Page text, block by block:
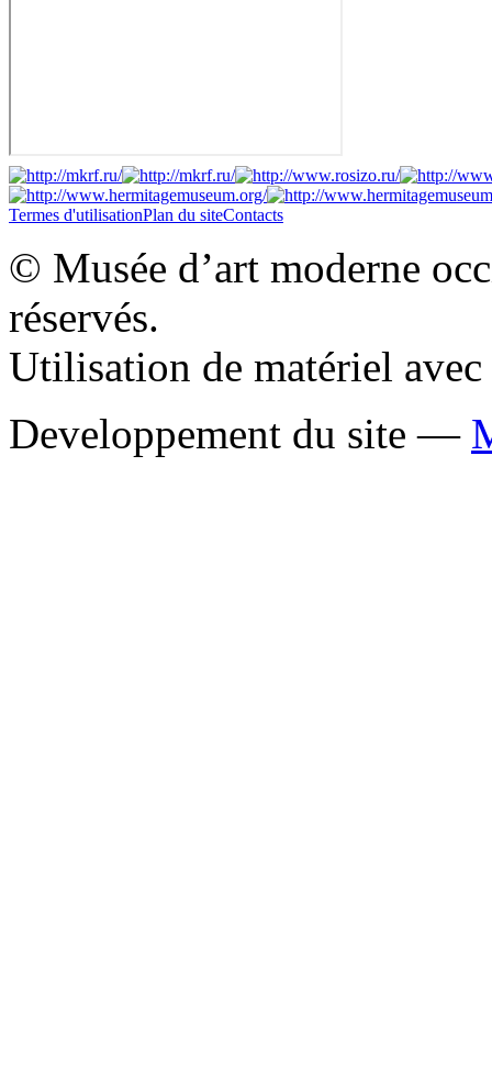
Termes d'utilisationPlan du siteContacts
© Musée d’art moderne
réservés.
Utilisation de matériel avec
Developpement du site —